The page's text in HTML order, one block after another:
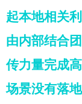
起本地相关
由内部结合
传力量完成
场景没有落